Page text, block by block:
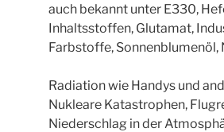
auch bekannt unter E330,
Inhaltsstoffen, Glutamat,
Farbstoffe,
Radiation wie Handys und
Nukleare Katastrophen,
Niederschlag in der